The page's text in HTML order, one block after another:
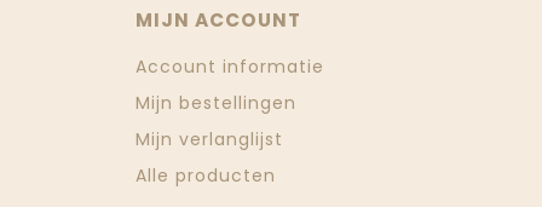
MIJN ACCOUNT
Account informatie
Mijn bestellingen
Mijn verlanglijst
Alle producten